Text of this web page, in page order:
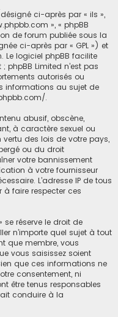
ci-après par « ils »,
», « phpBB
de forum publiée sous la
ci-après par « GPL ») et
. Le logiciel phpBB facilite
phpBB Limited n’est pas
autorisés ou
informations au sujet de
.
abusif, obscène,
à caractère sexuel ou
des lois de votre pays,
ou du droit
votre bannissement
à votre fournisseur
L’adresse IP de tous
à faire respecter ces
se réserve le droit de
n’importe quel sujet à tout
que membre, vous
vous saisissez soient
que ces informations ne
consentement, ni
être tenus responsables
conduire à la